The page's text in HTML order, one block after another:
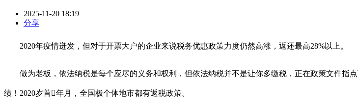
2025-11-20 18:19
分享
2020年疫情迸发，但对于开票大户的企业来说税务优惠政策力度仍然高涨，返还最高28%以上。
做为老板，依法纳税是每个应尽的义务和权利，但依法纳税并不是让你多缴税，正在政策文件指
绩！2020岁首年月，全国极个体地市都有返税政策。